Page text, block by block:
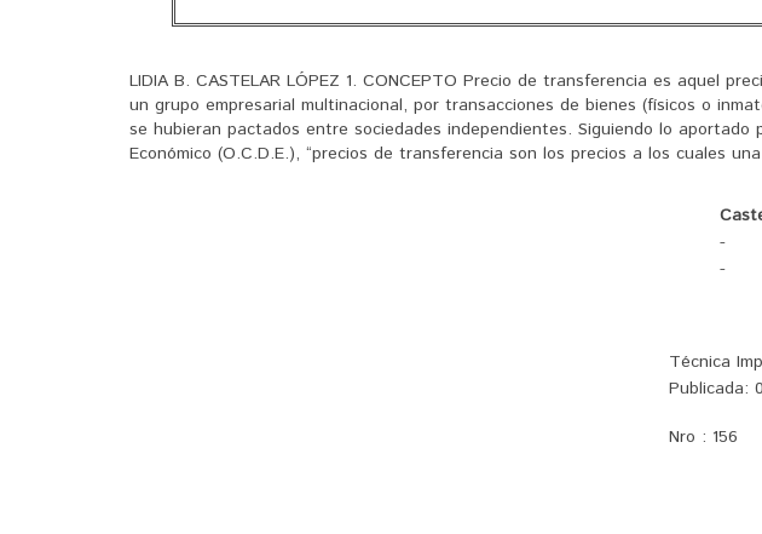
LIDIA B. CASTELAR LÓPEZ 1. CONCEPTO Precio de transferencia es aquel
un grupo empresarial multinacional, por transacciones de bienes (físicos o
se hubieran pactados entre sociedades independientes. Siguiendo lo aportado
Económico (O.C.D.E.), “precios de transferencia son los precios a los cuales
-
-
Técnica
Publicada:
Nro : 156